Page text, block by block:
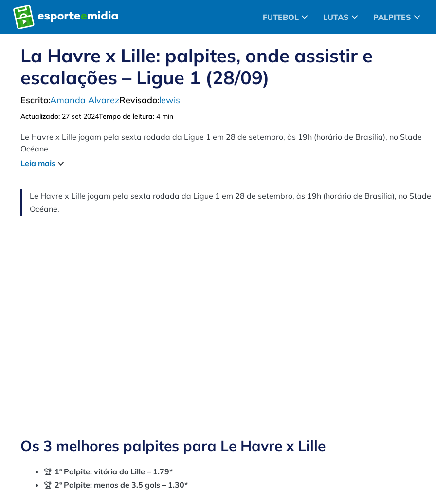
Pular
para
o
FUTEBOL LUTAS PALPITES
La Havre x Lille: palpites, onde assistir e
escalações – Ligue 1 (28/09)
Escrito:Amanda AlvarezRevisado:lewis
Actualizado: 27 set 2024Tempo de leitura: 4 min
Le Havre x Lille jogam pela sexta rodada da Ligue 1 em 28 de setembro, às 19h (horário de Brasília), no Stade
Océane.
Leia mais
Le Havre x Lille jogam pela sexta rodada da Ligue 1 em 28 de setembro, às 19h (horário de Brasília), no Stade
Océane.
Os 3 melhores palpites para Le Havre x Lille
🏆 1ª Palpite: vitória do Lille – 1.79*
🏆 2ª Palpite: menos de 3.5 gols – 1.30*